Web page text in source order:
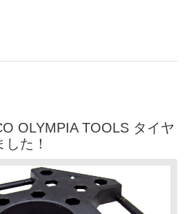
OLYMPIA TOOLS タイヤ
た！